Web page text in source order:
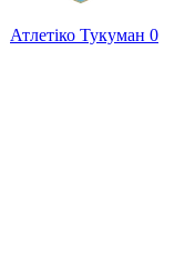
Атлетіко Тукуман 0